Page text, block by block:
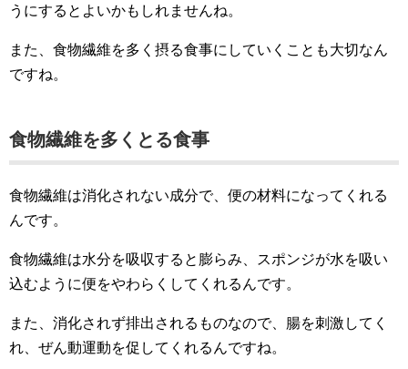
うにするとよいかもしれませんね。
また、食物繊維を多く摂る食事にしていくことも大切なん
ですね。
食物繊維を多くとる食事
食物繊維は消化されない成分で、便の材料になってくれる
んです。
食物繊維は水分を吸収すると膨らみ、スポンジが水を吸い
込むように便をやわらくしてくれるんです。
また、消化されず排出されるものなので、腸を刺激してく
れ、ぜん動運動を促してくれるんですね。